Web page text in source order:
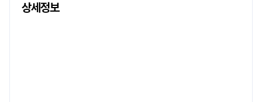
상세정보